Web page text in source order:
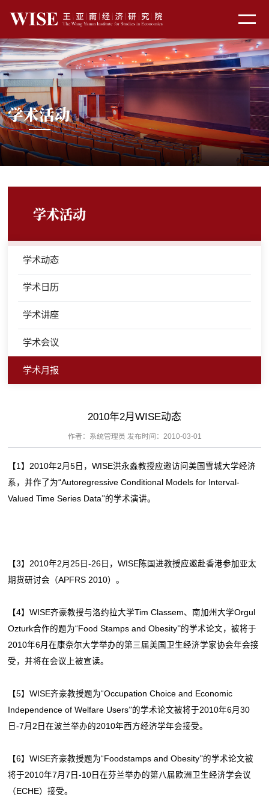
学术活动
学术活动
学术动态
学术日历
学术讲座
学术会议
学术月报
2010年2月WISE动态
作者：系统管理员 发布时间：2010-03-01
【1】2010年2月5日，WISE洪永淼教授应邀访问美国雪城大学经济
系，并作了为“Autoregressive Conditional Models for Interval-
Valued Time Series Data”的学术演讲。
【3】2010年2月25日-26日，WISE陈国进教授应邀赴香港参加亚太
期货研讨会（APFRS 2010）。
【4】WISE齐豪教授与洛约拉大学Tim Classem、南加州大学Orgul
Ozturk合作的题为“Food Stamps and Obesity”的学术论文，被将于
2010年6月在康奈尔大学举办的第三届美国卫生经济学家协会年会接
受，并将在会议上被宣读。
【5】WISE齐豪教授题为“Occupation Choice and Economic
Independence of Welfare Users”的学术论文被将于2010年6月30
日-7月2日在波兰举办的2010年西方经济学年会接受。
【6】WISE齐豪教授题为“Foodstamps and Obesity”的学术论文被
将于2010年7月7日-10日在芬兰举办的第八届欧洲卫生经济学会议
（ECHE）接受。